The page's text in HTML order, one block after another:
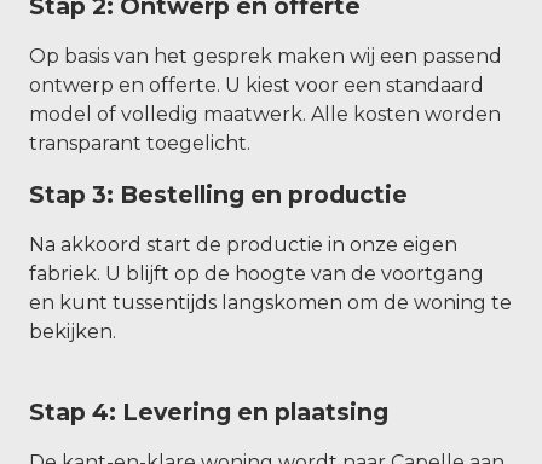
Stap 2: Ontwerp en offerte
Op basis van het gesprek maken wij een passend
ontwerp en offerte. U kiest voor een standaard
model of volledig maatwerk. Alle kosten worden
transparant toegelicht.
Stap 3: Bestelling en productie
Na akkoord start de productie in onze eigen
fabriek. U blijft op de hoogte van de voortgang
en kunt tussentijds langskomen om de woning te
bekijken.
Stap 4: Levering en plaatsing